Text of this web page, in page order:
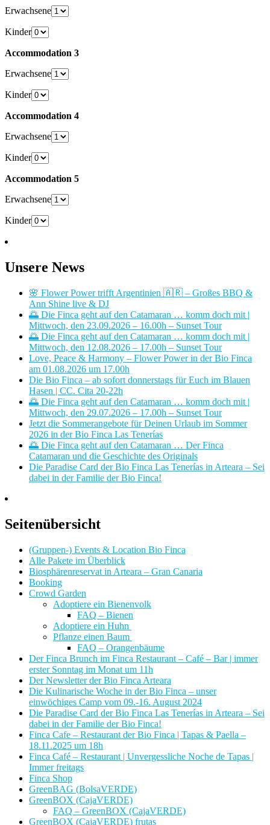
Erwachsene
Kinder
Accommodation 3
Erwachsene
Kinder
Accommodation 4
Erwachsene
Kinder
Accommodation 5
Erwachsene
Kinder
Unsere News
🌸 Flower Power trifft Argentinien 🇦🇷 – Großes BBQ &
Ann Shine live & DJ
🌅 Die Finca geht auf den Catamaran … komm doch mit |
Mittwoch, den 23.09.2026 – 16.00h – Sunset Tour
🌅 Die Finca geht auf den Catamaran … komm doch mit |
Mittwoch, den 12.08.2026 – 17.00h – Sunset Tour
Love, Peace & Harmony – Flower Power in der Bio Finca
am 01.08.2026 um 17.00h
Die Bio Finca – ab sofort donnerstags für Euch im Blauen
Hasen | CC. Cita 20-22h
🌅 Die Finca geht auf den Catamaran … komm doch mit |
Mittwoch, den 29.07.2026 – 17.00h – Sunset Tour
Jetzt die Sommerangebote für Deinen Urlaub im Sommer
2026 in der Bio Finca Las Tenerías
🌅 Die Finca geht auf den Catamaran … Der Finca
Catamaran und die Geschichte des Originals
Die Paradise Card der Bio Finca Las Tenerías in Arteara – Sei
dabei in der Familie der Bio Finca!
Seitenübersicht
(Gruppen-) Events & Location Bio Finca
Alle Pakete im Überblick
Biosphärenreservat in Arteara – Gran Canaria
Booking
Crowd Garden
Adoptiere ein Bienenvolk
FAQ – Bienen
Adoptiere ein Huhn
Pflanze einen Baum
FAQ – Orangenbäume
Der Finca Brunch im Finca Restaurant – Café – Bar | immer
erster Sonntag im Monat um 11h
Der Newsletter der Bio Finca Arteara
Die Kulinarische Woche in der Bio Finca – unser
einwöchiges Camp vom 09.-16. August 2024
Die Paradise Card der Bio Finca Las Tenerías in Arteara – Sei
dabei in der Familie der Bio Finca!
Finca Cafe – Restaurant der Bio Finca | Tapas & Paella –
18.11.2025 um 18h
Finca Café – Restaurant | Unvergessliche Noche de Tapas |
Immer freitags
Finca Shop
GreenBAG (BolsaVERDE)
GreenBOX (CajaVERDE)
FAQ – GreenBOX (CajaVERDE)
GreenBOX (CajaVERDE) frutas